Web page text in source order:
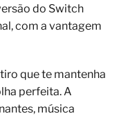
do Switch
com a vantagem
que te mantenha
perfeita. A
música